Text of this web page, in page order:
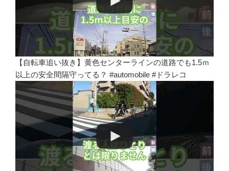
【自転車追い抜き】黄色センターラインの道路でも1.5ｍ
以上の安全間隔守ってる？ #automobile #ドラレコ